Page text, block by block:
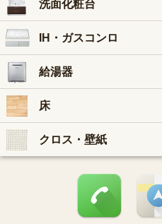
洗面化粧台
IH・ガスコンロ
給湯器
床
クロス・壁紙